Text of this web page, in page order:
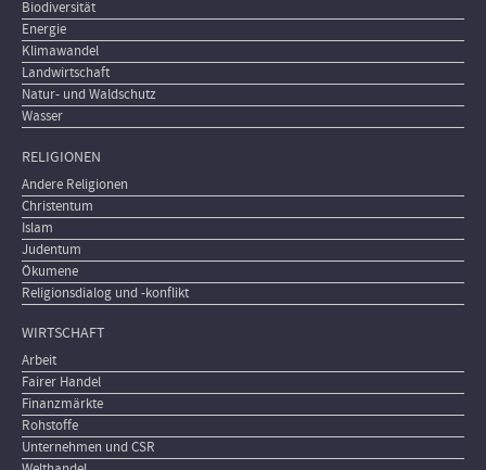
Biodiversität
Energie
Klimawandel
Landwirtschaft
Natur- und Waldschutz
Wasser
RELIGIONEN
Andere Religionen
Christentum
Islam
Judentum
Ökumene
Religionsdialog und -konflikt
WIRTSCHAFT
Arbeit
Fairer Handel
Finanzmärkte
Rohstoffe
Unternehmen und CSR